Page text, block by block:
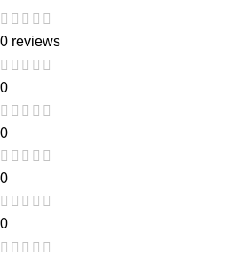
0 reviews
0
0
0
0